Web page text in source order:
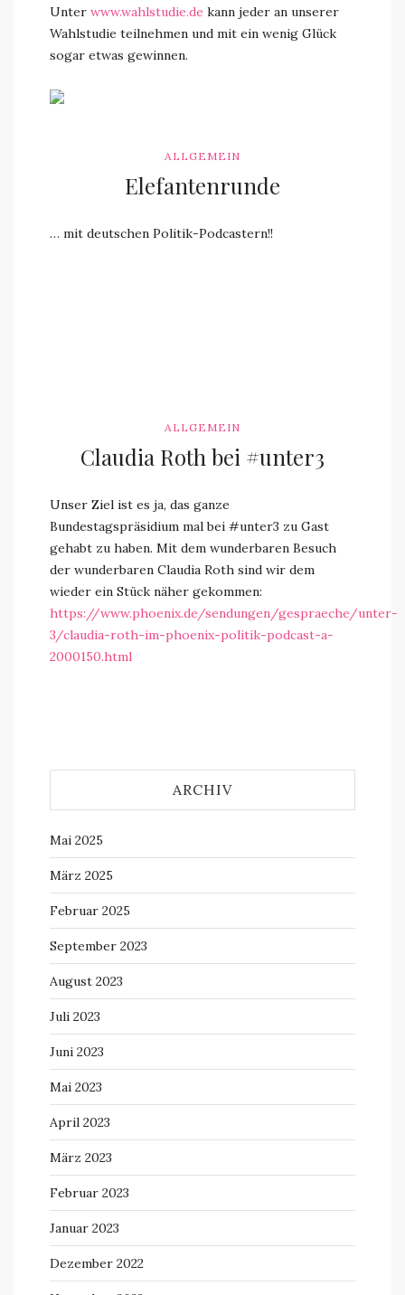
Unter www.wahlstudie.de kann jeder an unserer
Wahlstudie teilnehmen und mit ein wenig Glück
sogar etwas gewinnen.
ALLGEMEIN
Elefantenrunde
… mit deutschen Politik-Podcastern!!
ALLGEMEIN
Claudia Roth bei #unter3
Unser Ziel ist es ja, das ganze
Bundestagspräsidium mal bei #unter3 zu Gast
gehabt zu haben. Mit dem wunderbaren Besuch
der wunderbaren Claudia Roth sind wir dem
wieder ein Stück näher gekommen:
https://www.phoenix.de/sendungen/gespraeche/unter-
3/claudia-roth-im-phoenix-politik-podcast-a-
2000150.html
ARCHIV
Mai 2025
März 2025
Februar 2025
September 2023
August 2023
Juli 2023
Juni 2023
Mai 2023
April 2023
März 2023
Februar 2023
Januar 2023
Dezember 2022